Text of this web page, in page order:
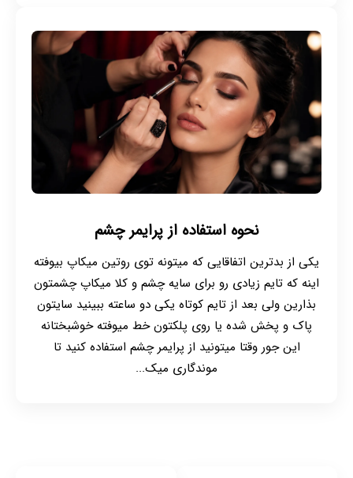
نحوه استفاده از پرایمر چشم
یکی از بدترین اتفاقایی که میتونه توی روتین میکاپ بیوفته
اینه که تایم زیادی رو برای سایه چشم و کلا میکاپ چشمتون
بذارین ولی بعد از تایم کوتاه یکی دو ساعته ببینید سایتون
پاک و پخش شده یا روی پلکتون خط میوفته خوشبختانه
این جور وقتا میتونید از پرایمر چشم استفاده کنید تا
موندگاری میک...